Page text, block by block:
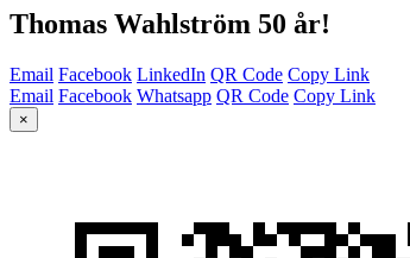
Thomas Wahlström 50 år!
Email Facebook LinkedIn QR Code Copy Link
Email Facebook Whatsapp QR Code Copy Link
×